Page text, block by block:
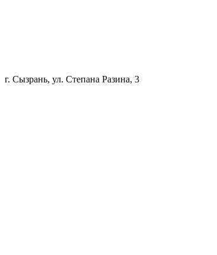
г. Сызрань, ул. Степана Разина, 3